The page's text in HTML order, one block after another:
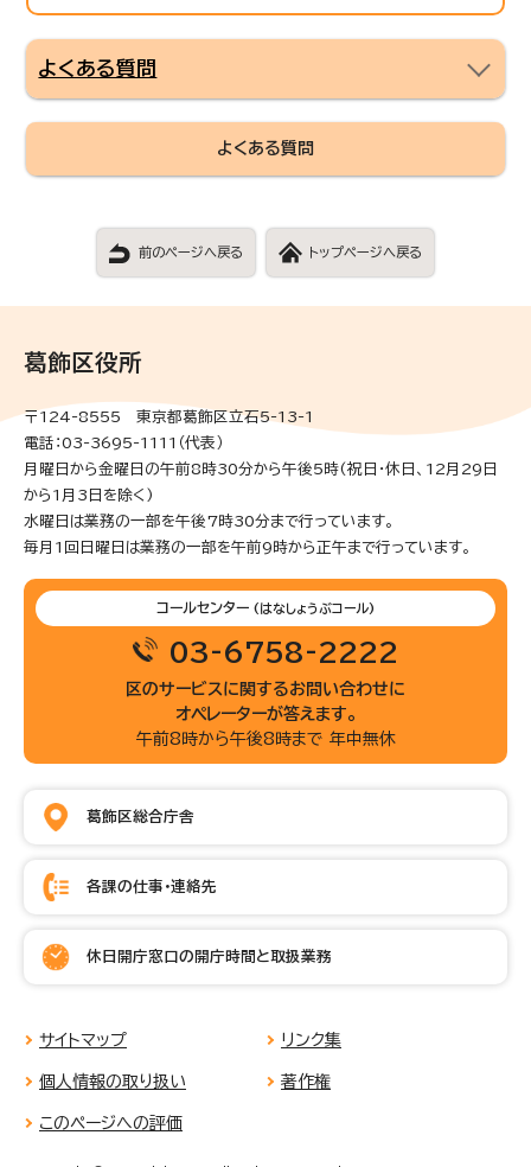
よくある質問
よくある質問
前のページへ戻る トップページへ戻る
葛飾区役所
〒124-8555 東京都葛飾区立石5-13-1
電話：03-3695-1111（代表）
月曜日から金曜日の午前8時30分から午後5時(祝日・休日、12月29日
から1月3日を除く)
水曜日は業務の一部を午後7時30分まで行っています。
毎月1回日曜日は業務の一部を午前9時から正午まで行っています。
コールセンター (はなしょうぶコール)
03-6758-2222
区のサービスに関するお問い合わせに
オペレーターが答えます。
午前8時から午後8時まで 年中無休
葛飾区総合庁舎
各課の仕事・連絡先
休日開庁窓口の開庁時間と取扱業務
サイトマップ リンク集
個人情報の取り扱い 著作権
このページへの評価